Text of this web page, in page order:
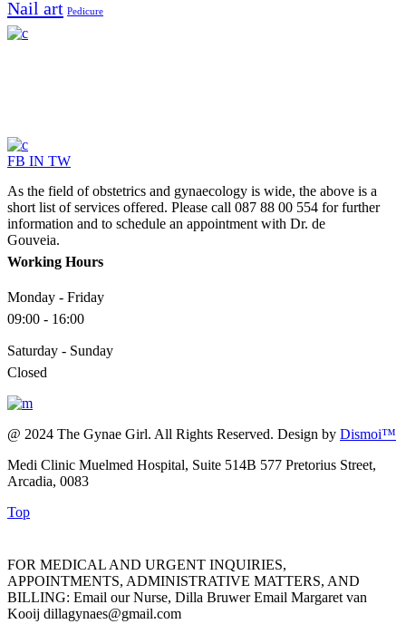
Nail art Pedicure
FB IN TW
As the field of obstetrics and gynaecology is wide, the above is a
short list of services offered. Please call 087 88 00 554 for further
information and to schedule an appointment with Dr. de
Gouveia.
Working Hours
Monday - Friday
09:00 - 16:00
Saturday - Sunday
Closed
@ 2024 The Gynae Girl. All Rights Reserved. Design by Dismoi™
Medi Clinic Muelmed Hospital, Suite 514B 577 Pretorius Street,
Arcadia, 0083
Top
FOR MEDICAL AND URGENT INQUIRIES,
APPOINTMENTS, ADMINISTRATIVE MATTERS, AND
BILLING: Email our Nurse, Dilla Bruwer Email Margaret van
Kooij dillagynaes@gmail.com